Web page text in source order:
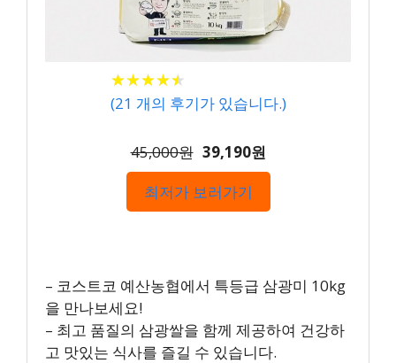
★★★★★
★★★★★
(21 개의 후기가 있습니다.)
45,000원 39,190원
최저가 보러가기
– 코스트코 예산농협에서 특등급 삼광미 10kg
을 만나보세요!
– 최고 품질의 삼광쌀을 함께 제공하여 건강하
고 맛있는 식사를 즐길 수 있습니다.